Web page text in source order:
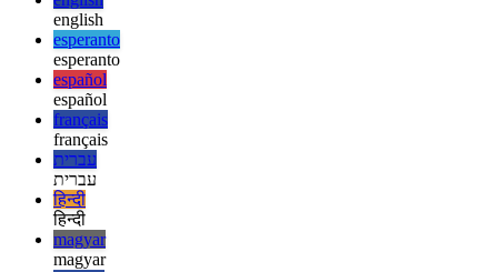
ελληνικά
ελληνικά
english
english
esperanto
esperanto
español
español
français
français
עברית
עברית
हिन्दी